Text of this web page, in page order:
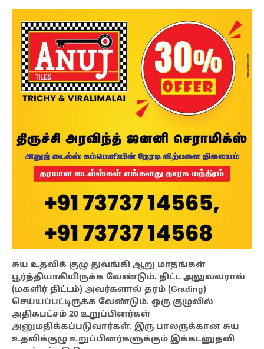
சுய உதவிக் குழு துவங்கி ஆறு மாதங்கள்
பூர்த்தியாகியிருக்க வேண்டும். திட்ட அலுவலரால்
(மகளிர் திட்டம்) அவர்களால் தரம் (Grading)
செய்யப்பட்டிருக்க வேண்டும். ஒரு குழுவில்
அதிகபட்சம் 20 உறுப்பினர்கள்
அனுமதிக்கப்படுவார்கள். இரு பாலருக்கான சுய
உதவிக்குழு உறுப்பினர்களுக்கும் இக்கடனுதவி